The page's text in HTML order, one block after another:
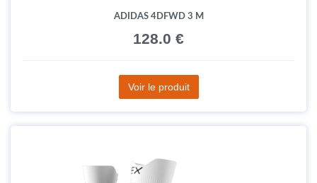
ADIDAS 4DFWD 3 M
128.0 €
Voir le produit